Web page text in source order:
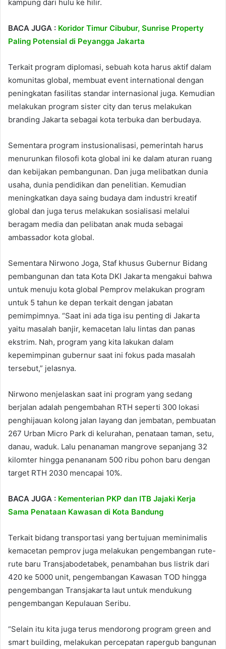
kampung dari hulu ke hilir.
BACA JUGA : Koridor Timur Cibubur, Sunrise Property
Paling Potensial di Peyangga Jakarta
Terkait program diplomasi, sebuah kota harus aktif dalam
komunitas global, membuat event international dengan
peningkatan fasilitas standar internasional juga. Kemudian
melakukan program sister city dan terus melakukan
branding Jakarta sebagai kota terbuka dan berbudaya.
Sementara program instusionalisasi, pemerintah harus
menurunkan filosofi kota global ini ke dalam aturan ruang
dan kebijakan pembangunan. Dan juga melibatkan dunia
usaha, dunia pendidikan dan penelitian. Kemudian
meningkatkan daya saing budaya dam industri kreatif
global dan juga terus melakukan sosialisasi melalui
beragam media dan pelibatan anak muda sebagai
ambassador kota global.
Sementara Nirwono Joga, Staf khusus Gubernur Bidang
pembangunan dan tata Kota DKI Jakarta mengakui bahwa
untuk menuju kota global Pemprov melakukan program
untuk 5 tahun ke depan terkait dengan jabatan
pemimpimnya. “Saat ini ada tiga isu penting di Jakarta
yaitu masalah banjir, kemacetan lalu lintas dan panas
ekstrim. Nah, program yang kita lakukan dalam
kepemimpinan gubernur saat ini fokus pada masalah
tersebut,” jelasnya.
Nirwono menjelaskan saat ini program yang sedang
berjalan adalah pengembahan RTH seperti 300 lokasi
penghijauan kolong jalan layang dan jembatan, pembuatan
267 Urban Micro Park di kelurahan, penataan taman, setu,
danau, waduk. Lalu penanaman mangrove sepanjang 32
kilomter hingga penananam 500 ribu pohon baru dengan
target RTH 2030 mencapai 10%.
BACA JUGA : Kementerian PKP dan ITB Jajaki Kerja
Sama Penataan Kawasan di Kota Bandung
Terkait bidang transportasi yang bertujuan meminimalis
kemacetan pemprov juga melakukan pengembangan rute-
rute baru Transjabodetabek, penambahan bus listrik dari
420 ke 5000 unit, pengembangan Kawasan TOD hingga
pengembangan Transjakarta laut untuk mendukung
pengembangan Kepulauan Seribu.
“Selain itu kita juga terus mendorong program green and
smart building, melakukan percepatan rapergub bangunan